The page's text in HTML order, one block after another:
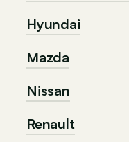
Hyundai
Mazda
Nissan
Renault